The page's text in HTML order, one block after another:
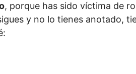
, porque has sido víctima de
y no lo tienes anotado,